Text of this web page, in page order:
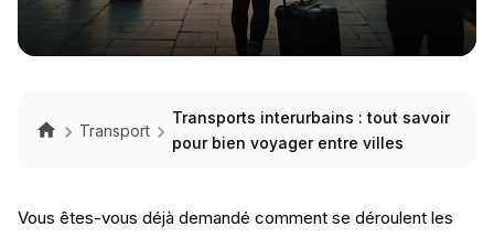
Transport
Transports interurbains : tout savoir
pour bien voyager entre villes
Vous êtes-vous déjà demandé comment se déroulent les